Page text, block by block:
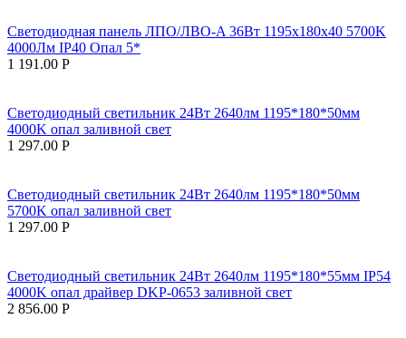
Светодиодная панель ЛПО/ЛВО-A 36Вт 1195х180х40 5700K
4000Лм IP40 Опал 5*
1 191.00 Р
Светодиодный светильник 24Вт 2640лм 1195*180*50мм
4000K опал заливной свет
1 297.00 Р
Светодиодный светильник 24Вт 2640лм 1195*180*50мм
5700K опал заливной свет
1 297.00 Р
Светодиодный светильник 24Вт 2640лм 1195*180*55мм IP54
4000K опал драйвер DKP-0653 заливной свет
2 856.00 Р